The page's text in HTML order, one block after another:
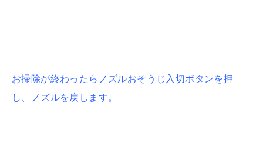
お掃除が終わったらノズルおそうじ入切ボタンを押
し、ノズルを戻します。